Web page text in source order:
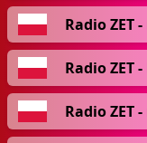
Radio ZET
Radio ZET
Radio ZET